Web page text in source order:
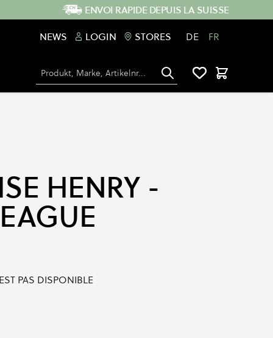
ENVOI RAPIDE DEPUIS LA SUISSE
NEWS
LOGIN STORES DE FR
Chercher Panier
HENRY -
PAS DISPONIBLE